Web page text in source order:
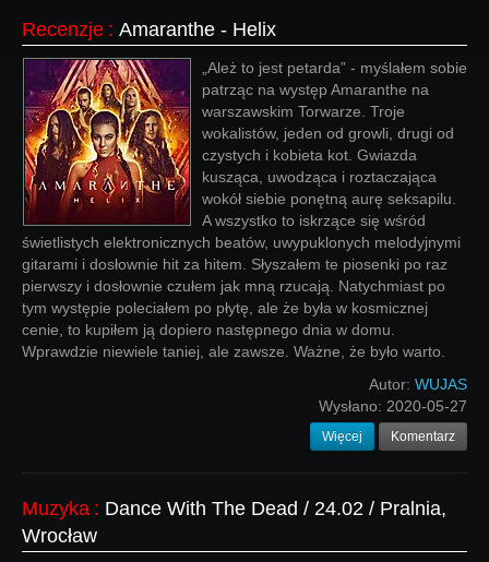
Recenzje : Amaranthe - Helix
„Ależ to jest petarda” - myślałem sobie
patrząc na występ Amaranthe na
warszawskim Torwarze. Troje
wokalistów, jeden od growli, drugi od
czystych i kobieta kot. Gwiazda
kusząca, uwodząca i roztaczająca
wokół siebie ponętną aurę seksapilu.
A wszystko to iskrzące się wśród
świetlistych elektronicznych beatów, uwypuklonych melodyjnymi
gitarami i dosłownie hit za hitem. Słyszałem te piosenki po raz
pierwszy i dosłownie czułem jak mną rzucają. Natychmiast po
tym występie poleciałem po płytę, ale że była w kosmicznej
cenie, to kupiłem ją dopiero następnego dnia w domu.
Wprawdzie niewiele taniej, ale zawsze. Ważne, że było warto.
Autor: WUJAS
Wysłano: 2020-05-27
Więcej Komentarz
Muzyka : Dance With The Dead / 24.02 / Pralnia,
Wrocław